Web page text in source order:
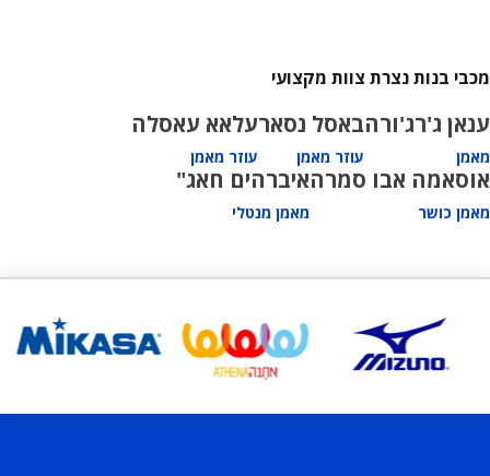
מכבי בנות נצרת צוות מקצועי
ענאן ג'רג'ורה
מאמן
באסל נסאר
עוזר מאמן
עלאא עאסלה
עוזר מאמן
אוסאמה אבו סמרה
מאמן כושר
איברהים חאג"
מאמן מנטלי